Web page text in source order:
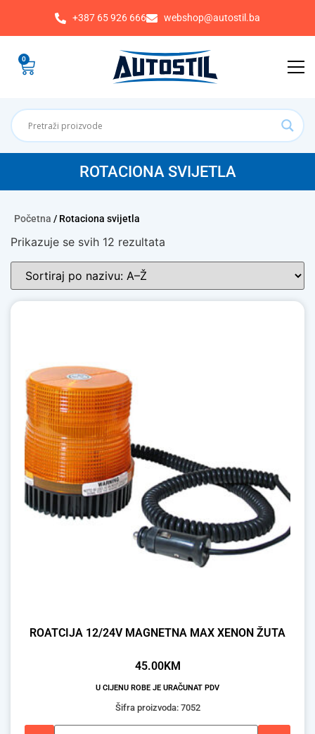
+387 65 926 666 webshop@autostil.ba
0
ROTACIONA SVIJETLA
Početna / Rotaciona svijetla
Prikazuje se svih 12 rezultata
ROATCIJA 12/24V MAGNETNA MAX XENON ŽUTA
45.00KM
U CIJENU ROBE JE URAČUNAT PDV
Šifra proizvoda: 7052